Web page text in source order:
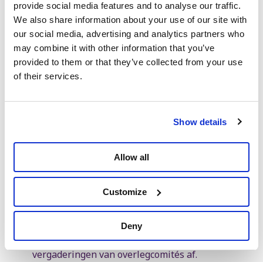
provide social media features and to analyse our traffic.
We also share information about your use of our site with
our social media, advertising and analytics partners who
may combine it with other information that you’ve
provided to them or that they’ve collected from your use
of their services.
Show details
Allow all
Customize
Deny
Het geld wordt herverdeeld tussen de federale
overheid en de regio's volgens een verdeelsleutel
gebaseerd op de noden, zodat iedereen in het
land van vergelijkbare openbare diensten kan
gebruikmaken.
Meer achtergrondinformatie
Drie. Meer eenheid is goedkoper
Door te herfederaliseren verminderen we het
aantal ministers en staatssecretarissen met een
derde. We schaffen ook tientallen onnodige
vergaderingen van overlegcomités af.